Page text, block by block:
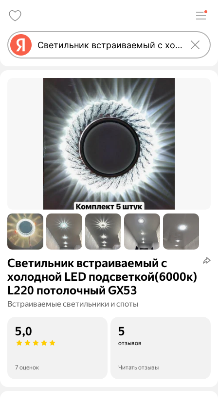
Светильник встраиваемый с
холодной LED подсветкой(6000к)
L220 потолочный GX53
Встраиваемые светильники и споты
5,0
7 оценок
5
отзывов
Читать отзывы